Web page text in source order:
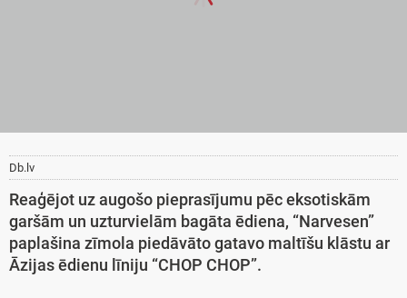
Db.lv
Reaģējot uz augošo pieprasījumu pēc eksotiskām
garšām un uzturvielām bagāta ēdiena, “Narvesen”
paplašina zīmola piedāvāto gatavo maltīšu klāstu ar
Āzijas ēdienu līniju “CHOP CHOP”.